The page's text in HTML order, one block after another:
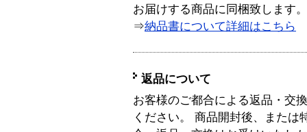
お届けする商品に同梱致します。
⇒納品書について詳細はこちら
返品について
お客様のご都合による返品・交
ください。 商品開封後、または